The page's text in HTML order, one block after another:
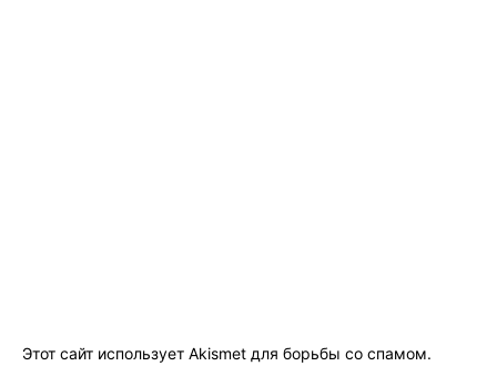
Этот сайт использует Akismet для борьбы со спамом.